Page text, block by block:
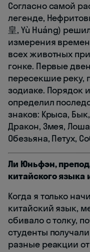
Согласно самой
легенде,
皇, Yù Huáng)
измерения
всех животных
гонке. Первые
пересекшие реку,
зодиаке. Порядок
определил
знаков: Крыса,
Дракон, Змея,
Обезьяна, Петух,
Ли Юньфэн,
китайского языка
Когда я только
китайский язык,
сбивало с толку,
студенты
разные реакции